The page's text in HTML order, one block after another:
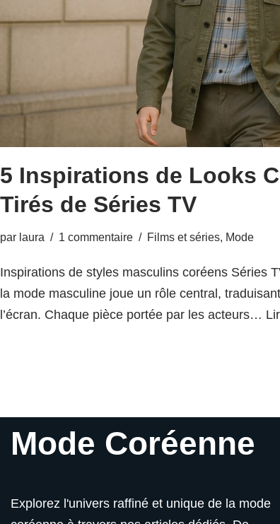
5 Inspirations de Looks
Tirés de Séries TV
par laura 1 commentaire Films et séries, Mode
Inspirations de styles masculins coréens Séries
la mode masculine joue un rôle central,
l’écran. Chaque pièce portée par les acteurs…
Mode Coréenne
Explorez l'univers raffiné et unique de la mode